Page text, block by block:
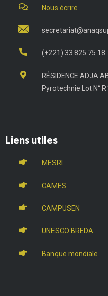
Nous écrire
(+221) 33 825 75 18
RÉSIDENCE ADJA
Pyrotechnie Lot N°
Liens utiles
MESRI
CAMES
CAMPUSEN
UNESCO BREDA
Banque mondiale